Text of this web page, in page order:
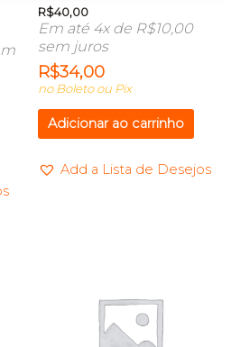
R$40,00
Em até 4x de R$10,00
sem juros
R$34,00
no Boleto ou Pix
Adicionar ao carrinho
Add a Lista de Desejos